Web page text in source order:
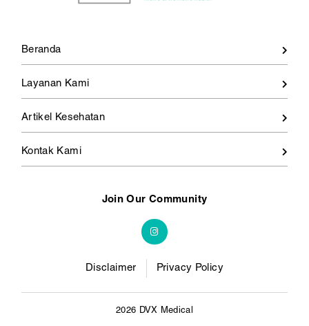
Beranda
Layanan Kami
Artikel Kesehatan
Kontak Kami
Join Our Community
Disclaimer Privacy Policy
2026 DVX Medical